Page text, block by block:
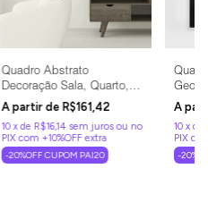
Quadro Abstrato
Decoração Sala, Quarto,
Escritório, Consultório
R$161,42
10 xde R$16,14 sem juros
-20%OFF CUPOM PAI20
10 x de
-